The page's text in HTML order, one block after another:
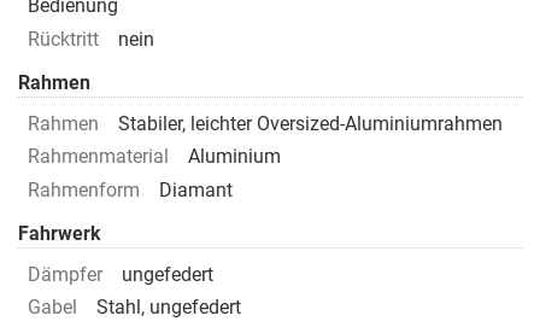
Bedienung
Rücktritt
nein
Rahmen
Rahmen
Stabiler, leichter Oversized-Aluminiumrahmen
Rahmenmaterial
Aluminium
Rahmenform
Diamant
Fahrwerk
Dämpfer
ungefedert
Gabel
Stahl, ungefedert